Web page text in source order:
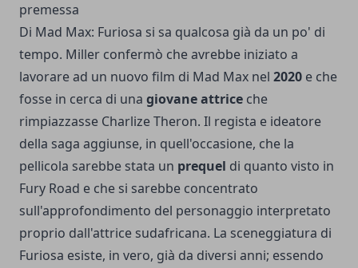
premessa
Di Mad Max: Furiosa si sa qualcosa già da un po' di
tempo. Miller confermò che avrebbe iniziato a
lavorare ad un nuovo film di Mad Max nel 2020 e che
fosse in cerca di una giovane attrice che
rimpiazzasse Charlize Theron. Il regista e ideatore
della saga aggiunse, in quell'occasione, che la
pellicola sarebbe stata un prequel di quanto visto in
Fury Road e che si sarebbe concentrato
sull'approfondimento del personaggio interpretato
proprio dall'attrice sudafricana. La sceneggiatura di
Furiosa esiste, in vero, già da diversi anni; essendo